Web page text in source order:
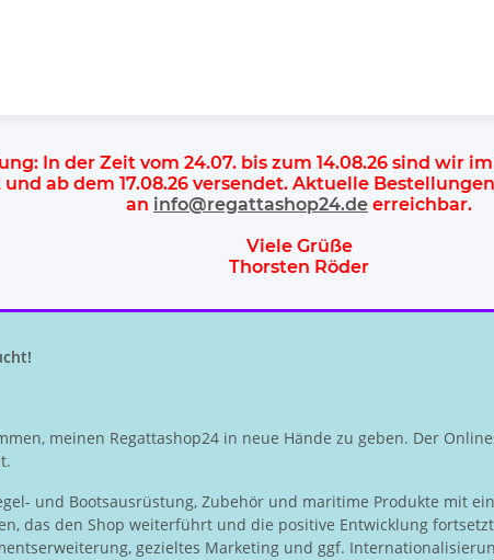
In der Zeit vom 24.07. bis zum 14.08.26 sind wir
ab dem 17.08.26 versendet. Aktuelle
an info@regattashop24.de erreichbar.
Viele Grüße
Thorsten Röder
meinen Regattashop24 in neue Hände zu geben. Der
und Bootsausrüstung, Zubehör und maritime Produkte mit
das den Shop weiterführt und die positive Entwicklung
gezieltes Marketing und ggf.